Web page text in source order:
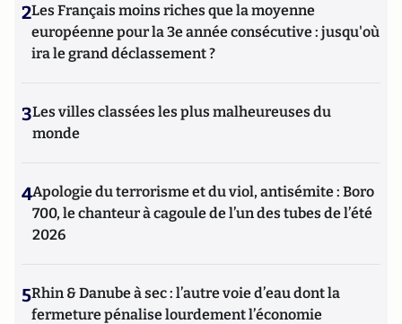
2Les Français moins riches que la moyenne
européenne pour la 3e année consécutive : jusqu'où
ira le grand déclassement ?
3Les villes classées les plus malheureuses du
monde
4Apologie du terrorisme et du viol, antisémite : Boro
700, le chanteur à cagoule de l’un des tubes de l’été
2026
5Rhin & Danube à sec : l’autre voie d’eau dont la
fermeture pénalise lourdement l’économie